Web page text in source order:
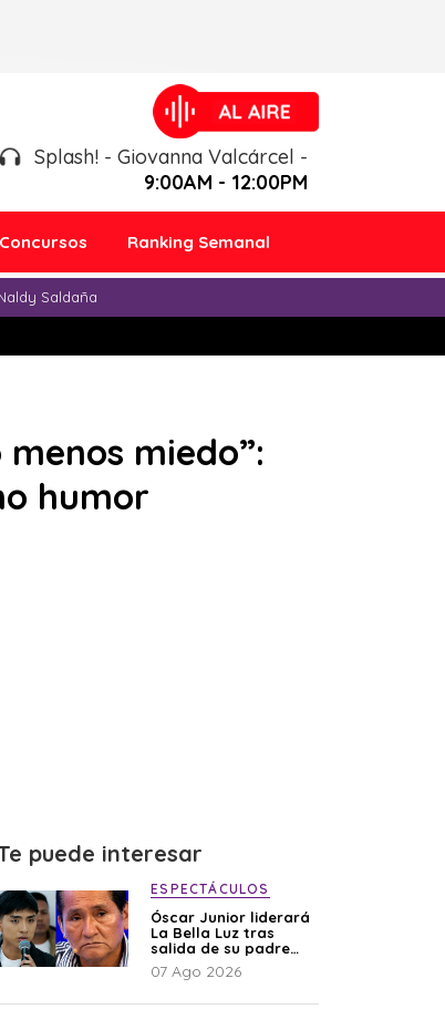
Splash! - Giovanna Valcárcel -
9:00AM - 12:00PM
Concursos Ranking Semanal
Saldaña
miedo”:
humor
puede interesar
ESPECTÁCULOS
Óscar Junior liderará
La Bella Luz tras
salida de su padre
por polémica con
Naldy Saldaña
07 Ago 2026